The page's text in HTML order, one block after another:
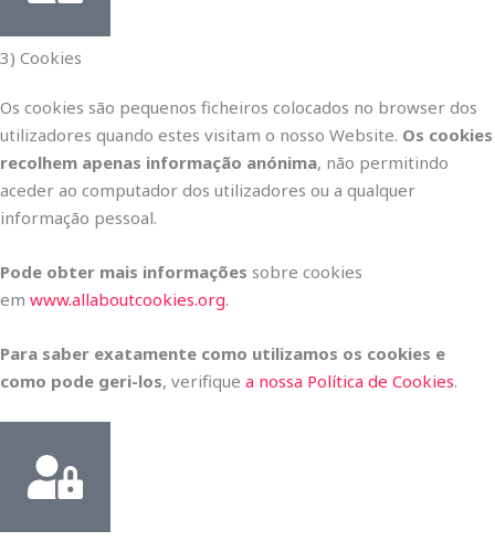
3) Cookies
Os cookies são pequenos ficheiros colocados no browser dos
utilizadores quando estes visitam o nosso Website. Os cookies
recolhem apenas informação anónima, não permitindo
aceder ao computador dos utilizadores ou a qualquer
informação pessoal.
Pode obter mais informações sobre cookies
em www.allaboutcookies.org.
Para saber exatamente como utilizamos os cookies e
como pode geri-los, verifique a nossa Política de Cookies.